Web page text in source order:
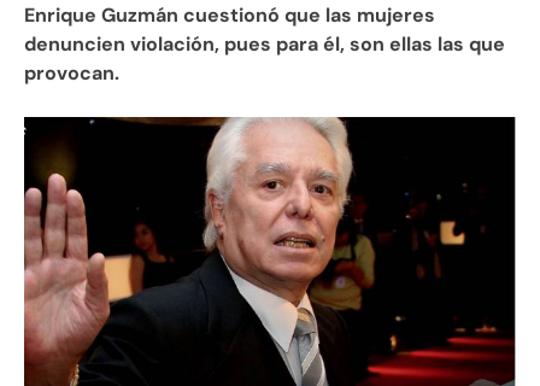
Enrique Guzmán cuestionó que las mujeres
denuncien violación, pues para él, son ellas las que
provocan.